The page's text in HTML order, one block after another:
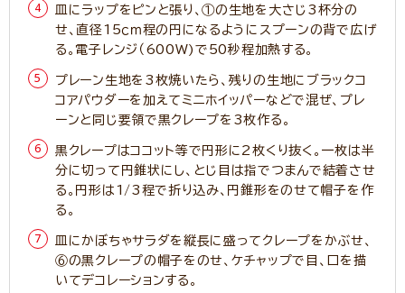
皿にラップをピンと張り、①の生地を大さじ3杯分の
せ、直径15ｃｍ程の円になるようにスプーンの背で広げ
る。電子レンジ（600W)で50秒程加熱する。
プレーン生地を3枚焼いたら、残りの生地にブラックコ
コアパウダーを加えてミニホイッパーなどで混ぜ、プレ
ーンと同じ要領で黒クレープを3枚作る。
黒クレープはココット等で円形に2枚くり抜く。一枚は半
分に切って円錐状にし、とじ目は指でつまんで結着させ
る。円形は1/3程で折り込み、円錐形をのせて帽子を作
る。
皿にかぼちゃサラダを縦長に盛ってクレープをかぶせ、
⑥の黒クレープの帽子をのせ、ケチャップで目、口を描
いてデコレーションする。